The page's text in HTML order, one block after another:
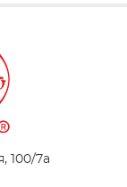
100/7a